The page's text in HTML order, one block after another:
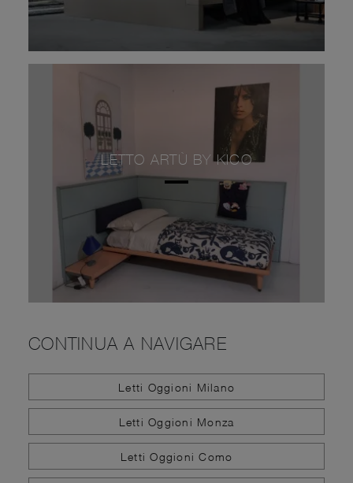
LETTO ARTÙ BY KICO
CONTINUA A NAVIGARE
Letti Oggioni Milano
Letti Oggioni Monza
Letti Oggioni Como